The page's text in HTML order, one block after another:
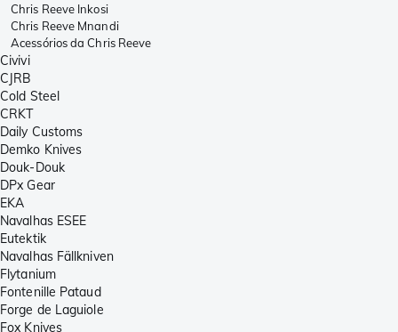
Chris Reeve Inkosi
Chris Reeve Mnandi
Acessórios da Chris Reeve
Civivi
CJRB
Cold Steel
CRKT
Daily Customs
Demko Knives
Douk-Douk
DPx Gear
EKA
Navalhas ESEE
Eutektik
Navalhas Fällkniven
Flytanium
Fontenille Pataud
Forge de Laguiole
Fox Knives